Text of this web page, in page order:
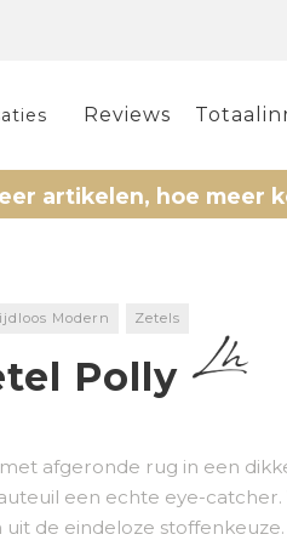
Reviews
hoe meer
Modern Zetels
Polly
afgeronde rug in een
een echte eye-
uit de eindeloze stoffenkeuze.